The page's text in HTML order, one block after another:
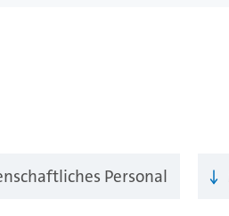
Personal